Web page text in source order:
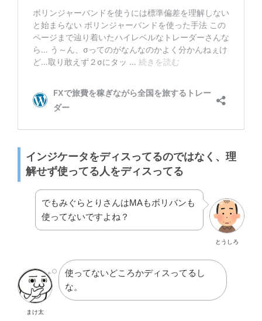
インジケータをディスってるのではなく、理
解せず使ってる人をディスってる
とうしろ
でもみぐらとりさんはMAもボリバンも
使ってないですよね？
まけ太
使ってないどころかディスってるし
な。